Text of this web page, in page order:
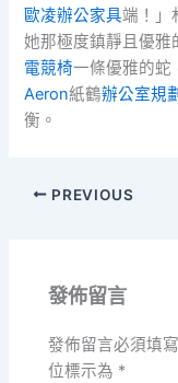
歐凌辦公家具端！」
她那極度鎮靜且優雅
電競椅一條優雅的蛇
Aeron紙鶴辦公室規
衡。
PREVIOUS
發佈留言
發佈留言必須填
位標示為 *